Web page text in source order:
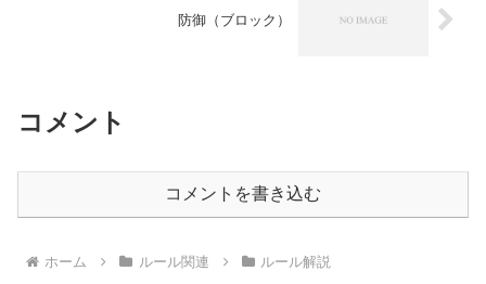
防御（ブロック）
コメント
コメントを書き込む
ホーム ルール関連 ルール解説